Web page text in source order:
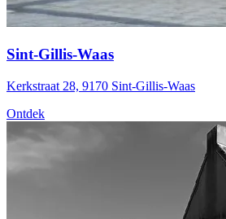
Sint-Gillis-Waas
Kerkstraat 28, 9170 Sint-Gillis-Waas
Ontdek